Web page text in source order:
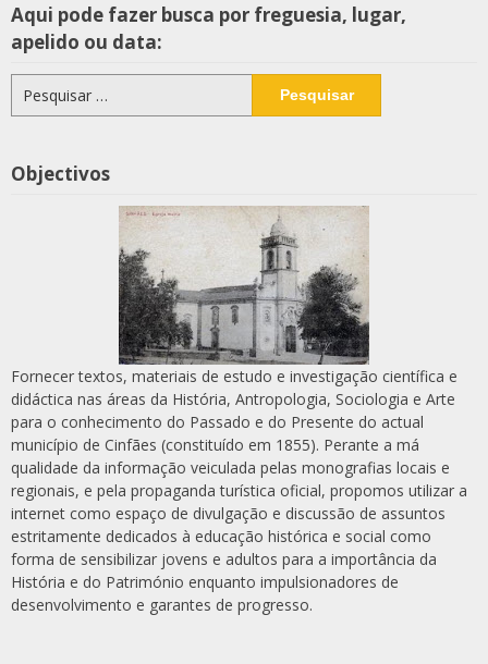
Aqui pode fazer busca por freguesia, lugar,
apelido ou data:
por:
Objectivos
Fornecer textos, materiais de estudo e investigação científica e
didáctica nas áreas da História, Antropologia, Sociologia e Arte
para o conhecimento do Passado e do Presente do actual
município de Cinfães (constituído em 1855). Perante a má
qualidade da informação veiculada pelas monografias locais e
regionais, e pela propaganda turística oficial, propomos utilizar a
internet como espaço de divulgação e discussão de assuntos
estritamente dedicados à educação histórica e social como
forma de sensibilizar jovens e adultos para a importância da
História e do Património enquanto impulsionadores de
desenvolvimento e garantes de progresso.